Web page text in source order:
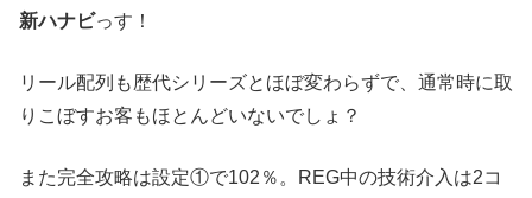
新ハナビっす！
リール配列も歴代シリーズとほぼ変わらずで、通常時に取
りこぼすお客もほとんどいないでしょ？
また完全攻略は設定①で102％。REG中の技術介入は2コ